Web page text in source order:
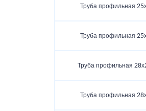
Труба профильная
Труба профильная
Труба профильная
Труба профильная